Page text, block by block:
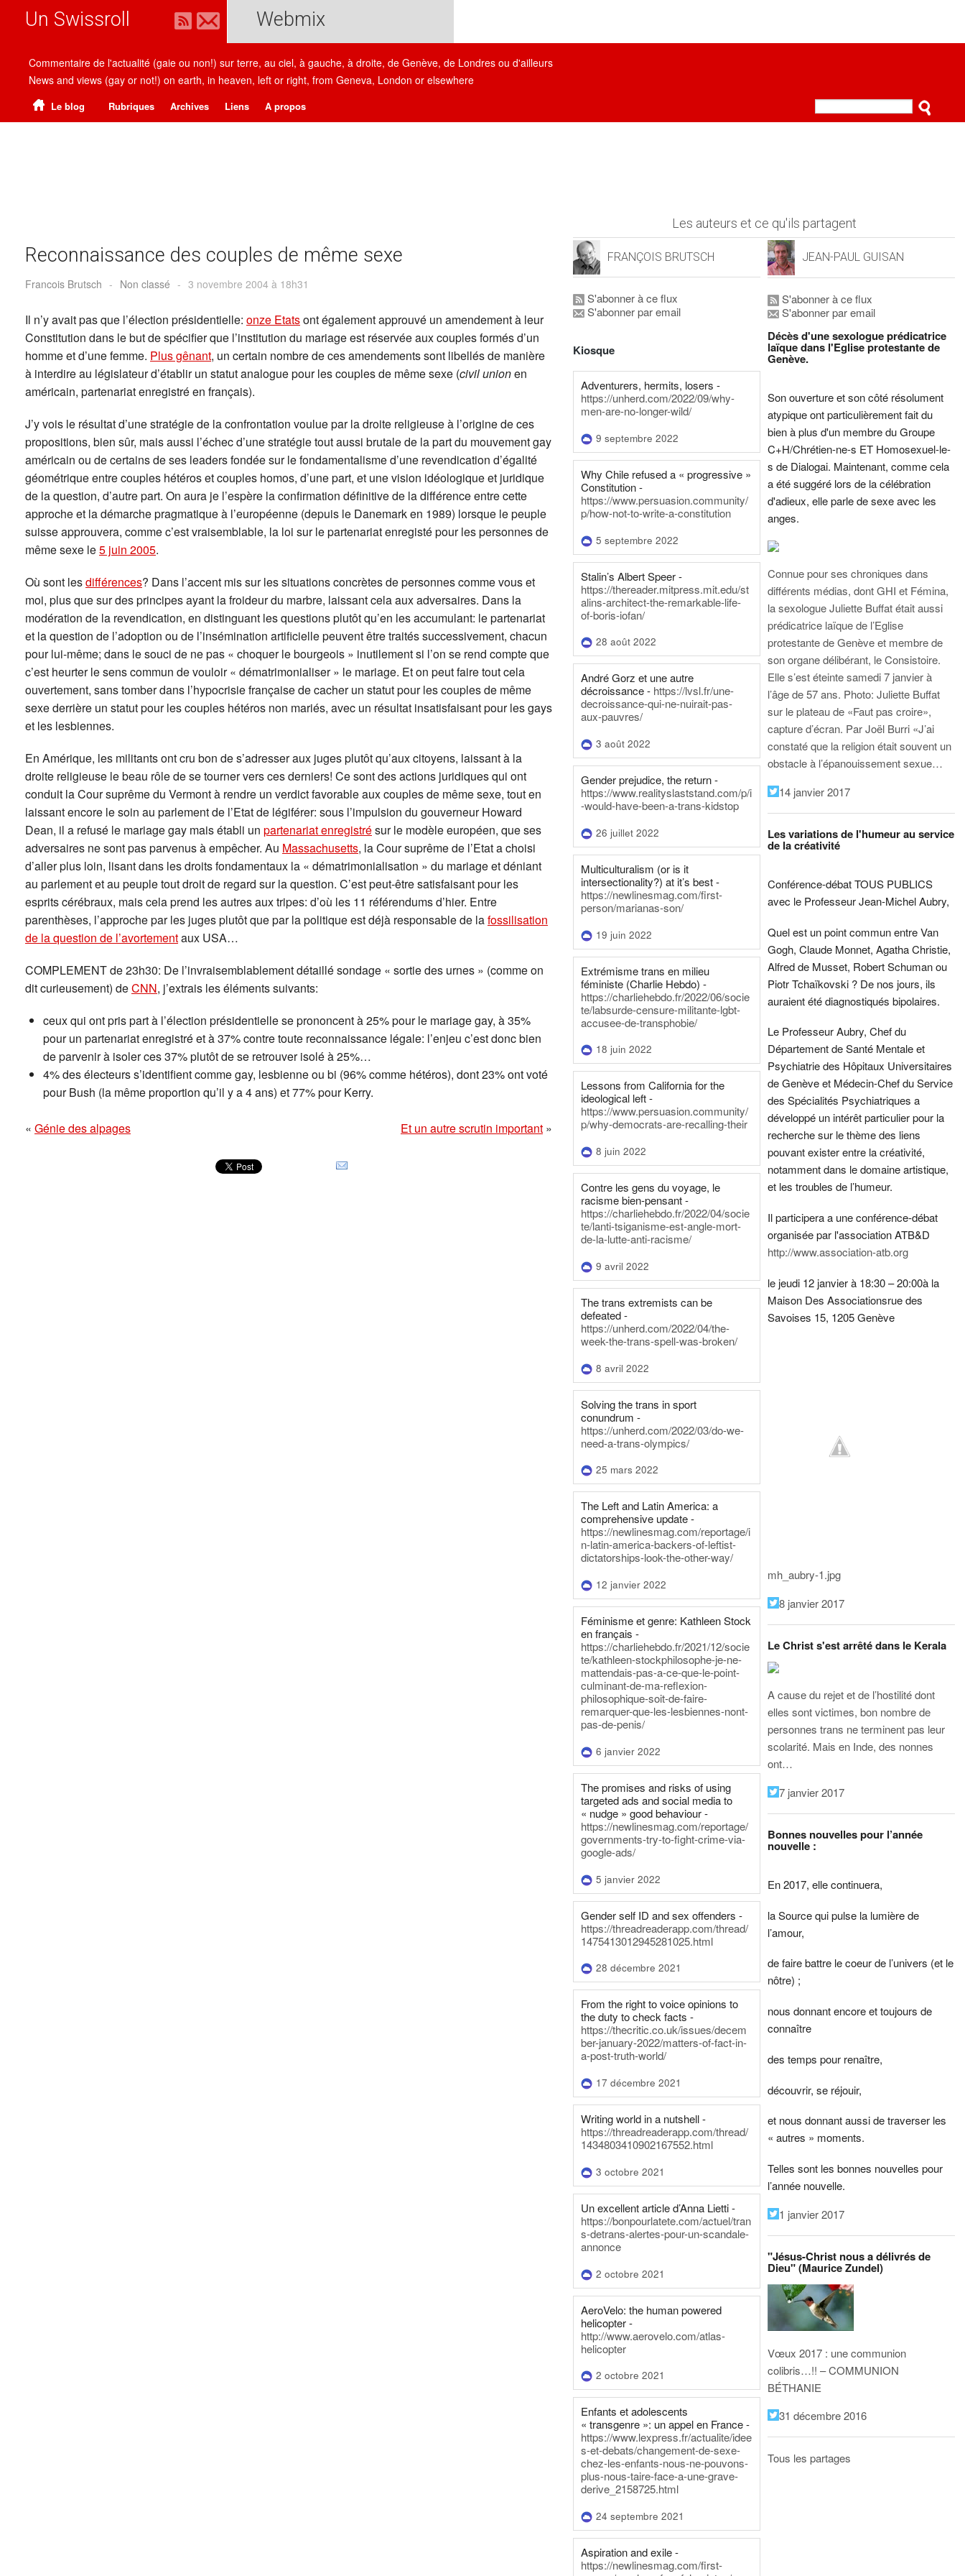
Un Swissroll Webmix
Commentaire de l'actualité (gaie ou non!) sur terre, au ciel, à gauche, à droite, de Genève, de Londres ou d'ailleurs
News and views (gay or not!) on earth, in heaven, left or right, from Geneva, London or elsewhere
Le blog Rubriques Archives Liens A propos
Reconnaissance des couples de même sexe
Francois Brutsch - Non classé - 3 novembre 2004 à 18h31
Il n’y avait pas que l’élection présidentielle: onze Etatsont également approuvé un amendement à leur
Constitution dans le but de spécifier que l’institution du mariage est réservée aux couples formés d’un
homme et d’une femme. Plus gênant, un certain nombre de ces amendements sont libellés de manière
à interdire au législateur d’établir un statut analogue pour les couples de même sexe (civil unionen
américain, partenariat enregistré en français).
J’y vois le résultat d’une stratégie de la confrontation voulue par la droite religieuse à l’origine de ces
propositions, bien sûr, mais aussi l’échec d’une stratégie tout aussi brutale de la part du mouvement gay
américain ou de certains de ses leaders fondée sur le fondamentalisme d’une revendication d’égalité
géométrique entre couples hétéros et couples homos, d’une part, et une vision idéologique et juridique
de la question, d’autre part. On aura je l’espère la confirmation définitive de la différence entre cette
approche et la démarche pragmatique à l’européenne (depuis le Danemark en 1989) lorsque le peuple
suisse approuvera, comme c’est vraisemblable, la loi sur le partenariat enregisté pour les personnes de
même sexe le5 juin 2005.
Où sont lesdifférences? Dans l’accent mis sur les situations concrètes de personnes comme vous et
moi, plus que sur des principes ayant la froideur du marbre, laissant cela aux adversaires. Dans la
modération de la revendication, en distinguant les questions plutôt qu’en les accumulant: le partenariat
et la question de l’adoption ou de l’insémination artificielle peuvent être traités successivement, chacun
pour lui-même; dans le souci de ne pas « choquer le bourgeois » inutilement si l’on se rend compte que
c’est heurter le sens commun de vouloir « dématrimonialiser » le mariage. Et on peut faire tout cela
ouvertement, sans tomber dans l’hypocrisie française de cacher un statut pour les couples de même
sexe derrière un statut pour les couples hétéros non mariés, avec un résultat insatisfaisant pour les gays
et les lesbiennes.
En Amérique, les militants ont cru bon de s’adresser aux juges plutôt qu’aux citoyens, laissant à la
droite religieuse le beau rôle de se tourner vers ces derniers! Ce sont des actions juridiques qui ont
conduit la Cour suprême du Vermont à rendre un verdict favorable aux couples de même sexe, tout en
laissant encore le soin au parlement de l’Etat de légiférer: sous l’impulsion du gouverneur Howard
Dean, il a refusé le mariage gay mais établi un partenariat enregistrésur le modèle européen, que ses
adversaires ne sont pas parvenus à empêcher. Au Massachusetts, la Cour suprême de l’Etat a choisi
d’aller plus loin, lisant dans les droits fondamentaux la « dématrimonialisation » du mariage et déniant
au parlement et au peuple tout droit de regard sur la question. C’est peut-être satisfaisant pour les
esprits cérébraux, mais cela prend les autres aux tripes: d’où les 11 référendums d’hier. Entre
parenthèses, l’approche par les juges plutôt que par la politique est déjà responsable de lafossilisation
de la question de l’avortementaux USA…
COMPLEMENT de 23h30: De l’invraisemblablement détaillé sondage « sortie des urnes » (comme on
dit curieusement) deCNN, j’extrais les éléments suivants:
ceux qui ont pris part à l’élection présidentielle se prononcent à 25% pour le mariage gay, à 35%
pour un partenariat enregistré et à 37% contre toute reconnaissance légale: l’enjeu c’est donc bien
de parvenir à isoler ces 37% plutôt de se retrouver isolé à 25%…
4% des électeurs s’identifient comme gay, lesbienne ou bi (96% comme hétéros), dont 23% ont voté
pour Bush (la même proportion qu’il y a 4 ans) et 77% pour Kerry.
« Génie des alpages Et un autre scrutin important»
Les auteurs et ce qu'ils partagent
FRANÇOIS BRUTSCH
S'abonner à ce flux
S'abonner par email
Kiosque
Adventurers, hermits, losers -
https://unherd.com/2022/09/why-
men-are-no-longer-wild/
9 septembre 2022
Why Chile refused a « progressive »
Constitution -
https://www.persuasion.community/
p/how-not-to-write-a-constitution
5 septembre 2022
Stalin’s Albert Speer -
https://thereader.mitpress.mit.edu/st
alins-architect-the-remarkable-life-
of-boris-iofan/
28 août 2022
André Gorz et une autre
décroissance - https://lvsl.fr/une-
decroissance-qui-ne-nuirait-pas-
aux-pauvres/
3 août 2022
Gender prejudice, the return -
https://www.realityslaststand.com/p/i
-would-have-been-a-trans-kidstop
26 juillet 2022
Multiculturalism (or is it
intersectionality?) at it’s best -
https://newlinesmag.com/first-
person/marianas-son/
19 juin 2022
Extrémisme trans en milieu
féministe (Charlie Hebdo) -
https://charliehebdo.fr/2022/06/socie
te/labsurde-censure-militante-lgbt-
accusee-de-transphobie/
18 juin 2022
Lessons from California for the
ideological left -
https://www.persuasion.community/
p/why-democrats-are-recalling-their
8 juin 2022
Contre les gens du voyage, le
racisme bien-pensant -
https://charliehebdo.fr/2022/04/socie
te/lanti-tsiganisme-est-angle-mort-
de-la-lutte-anti-racisme/
9 avril 2022
The trans extremists can be
defeated -
https://unherd.com/2022/04/the-
week-the-trans-spell-was-broken/
8 avril 2022
Solving the trans in sport
conundrum -
https://unherd.com/2022/03/do-we-
need-a-trans-olympics/
25 mars 2022
The Left and Latin America: a
comprehensive update -
https://newlinesmag.com/reportage/i
n-latin-america-backers-of-leftist-
dictatorships-look-the-other-way/
12 janvier 2022
Féminisme et genre: Kathleen Stock
en français -
https://charliehebdo.fr/2021/12/socie
te/kathleen-stockphilosophe-je-ne-
mattendais-pas-a-ce-que-le-point-
culminant-de-ma-reflexion-
philosophique-soit-de-faire-
remarquer-que-les-lesbiennes-nont-
pas-de-penis/
6 janvier 2022
The promises and risks of using
targeted ads and social media to
« nudge » good behaviour -
https://newlinesmag.com/reportage/
governments-try-to-fight-crime-via-
google-ads/
5 janvier 2022
Gender self ID and sex offenders -
https://threadreaderapp.com/thread/
1475413012945281025.html
28 décembre 2021
From the right to voice opinions to
the duty to check facts -
https://thecritic.co.uk/issues/decem
ber-january-2022/matters-of-fact-in-
a-post-truth-world/
17 décembre 2021
Writing world in a nutshell -
https://threadreaderapp.com/thread/
1434803410902167552.html
3 octobre 2021
Un excellent article d’Anna Lietti -
https://bonpourlatete.com/actuel/tran
s-detrans-alertes-pour-un-scandale-
annonce
2 octobre 2021
AeroVelo: the human powered
helicopter -
http://www.aerovelo.com/atlas-
helicopter
2 octobre 2021
Enfants et adolescents
« transgenre »: un appel en France -
https://www.lexpress.fr/actualite/idee
s-et-debats/changement-de-sexe-
chez-les-enfants-nous-ne-pouvons-
plus-nous-taire-face-a-une-grave-
derive_2158725.html
24 septembre 2021
Aspiration and exile -
https://newlinesmag.com/first-
JEAN-PAUL GUISAN
S'abonner à ce flux
S'abonner par email
Décès d'une sexologue prédicatrice
laïque dans l'Eglise protestante de
Genève.
Son ouverture et son côté résolument
atypique ont particulièrement fait du
bien à plus d'un membre du Groupe
C+H/Chrétien-ne-s ET Homosexuel-le-
s de Dialogai. Maintenant, comme cela
a été suggéré lors de la célébration
d'adieux, elle parle de sexe avec les
anges.
Connue pour ses chroniques dans
différents médias, dont GHI et Fémina,
la sexologue Juliette Buffat était aussi
prédicatrice laïque de l’Eglise
protestante de Genève et membre de
son organe délibérant, le Consistoire.
Elle s’est éteinte samedi 7 janvier à
l’âge de 57 ans. Photo: Juliette Buffat
sur le plateau de «Faut pas croire»,
capture d’écran. Par Joël Burri «J’ai
constaté que la religion était souvent un
obstacle à l’épanouissement sexue…
14 janvier 2017
Les variations de l'humeur au service
de la créativité
Conférence-débat TOUS PUBLICS
avec le Professeur Jean-Michel Aubry,
Quel est un point commun entre Van
Gogh, Claude Monnet, Agatha Christie,
Alfred de Musset, Robert Schuman ou
Piotr Tchaïkovski ? De nos jours, ils
auraient été diagnostiqués bipolaires.
Le Professeur Aubry, Chef du
Département de Santé Mentale et
Psychiatrie des Hôpitaux Universitaires
de Genève et Médecin-Chef du Service
des Spécialités Psychiatriques a
développé un intérêt particulier pour la
recherche sur le thème des liens
pouvant exister entre la créativité,
notamment dans le domaine artistique,
et les troubles de l’humeur.
Il participera a une conférence-débat
organisée par l'association ATB&D
http://www.association-atb.org
le jeudi 12 janvier à 18:30 – 20:00à la
Maison Des Associationsrue des
Savoises 15, 1205 Genève
mh_aubry-1.jpg
8 janvier 2017
Le Christ s'est arrêté dans le Kerala
A cause du rejet et de l’hostilité dont
elles sont victimes, bon nombre de
personnes trans ne terminent pas leur
scolarité. Mais en Inde, des nonnes
ont…
7 janvier 2017
Bonnes nouvelles pour l’année
nouvelle :
En 2017, elle continuera,
la Source qui pulse la lumière de
l’amour,
de faire battre le coeur de l’univers (et le
nôtre) ;
nous donnant encore et toujours de
connaître
des temps pour renaître,
découvrir, se réjouir,
et nous donnant aussi de traverser les
« autres » moments.
Telles sont les bonnes nouvelles pour
l’année nouvelle.
1 janvier 2017
"Jésus-Christ nous a délivrés de
Dieu" (Maurice Zundel)
Vœux 2017 : une communion
colibris…!! – COMMUNION
BÉTHANIE
31 décembre 2016
Tous les partages